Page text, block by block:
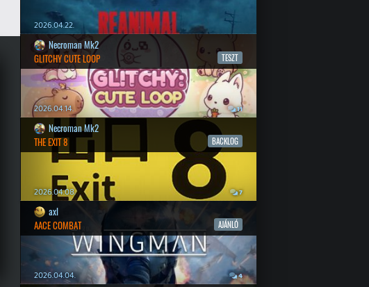
2026.04.22.
Necroman Mk2
GLITCHY CUTE LOOP
TESZT
2026.04.14. 11
Necroman Mk2
THE EXIT 8
BACKLOG
2026.04.08. 7
axl
AACE COMBAT
AJÁNLÓ
2026.04.04. 4